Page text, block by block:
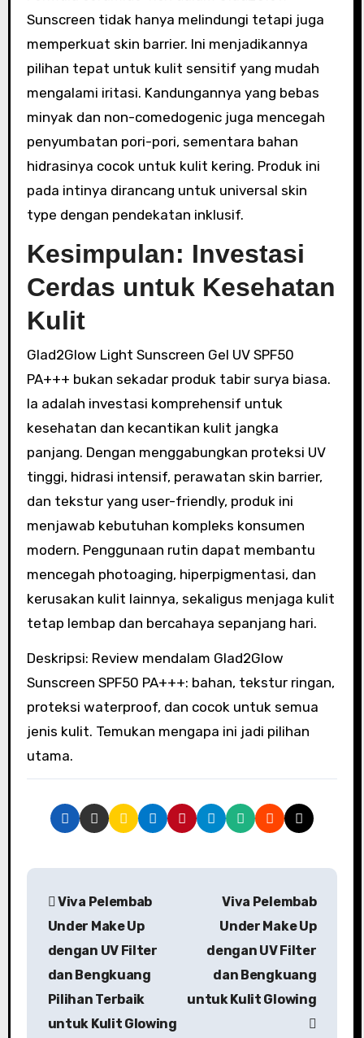
Sunscreen tidak hanya melindungi tetapi juga
memperkuat skin barrier. Ini menjadikannya
pilihan tepat untuk kulit sensitif yang mudah
mengalami iritasi. Kandungannya yang bebas
minyak dan non-comedogenic juga mencegah
penyumbatan pori-pori, sementara bahan
hidrasinya cocok untuk kulit kering. Produk ini
pada intinya dirancang untuk universal skin
type dengan pendekatan inklusif.
Kesimpulan: Investasi
Cerdas untuk Kesehatan
Kulit
Glad2Glow Light Sunscreen Gel UV SPF50
PA+++ bukan sekadar produk tabir surya biasa.
Ia adalah investasi komprehensif untuk
kesehatan dan kecantikan kulit jangka
panjang. Dengan menggabungkan proteksi UV
tinggi, hidrasi intensif, perawatan skin barrier,
dan tekstur yang user-friendly, produk ini
menjawab kebutuhan kompleks konsumen
modern. Penggunaan rutin dapat membantu
mencegah photoaging, hiperpigmentasi, dan
kerusakan kulit lainnya, sekaligus menjaga kulit
tetap lembap dan bercahaya sepanjang hari.
Deskripsi: Review mendalam Glad2Glow
Sunscreen SPF50 PA+++: bahan, tekstur ringan,
proteksi waterproof, dan cocok untuk semua
jenis kulit. Temukan mengapa ini jadi pilihan
utama.
Viva Pelembab
Under Make Up
dengan UV Filter
dan Bengkuang
Pilihan Terbaik
untuk Kulit Glowing
Viva Pelembab
Under Make Up
dengan UV Filter
dan Bengkuang
untuk Kulit Glowing